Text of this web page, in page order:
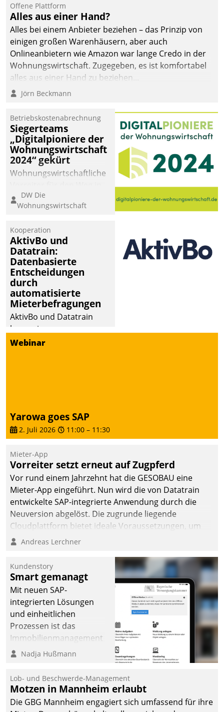
einsehen und ändern
oder
Schadensmeldungen
abgeben – rund um die
Uhr.
Offene Plattform
Alles aus einer Hand?
Alles bei einem Anbieter beziehen – das Prinzip von
einigen großen Warenhäusern, aber auch
Onlineanbietern wie Amazon war lange Credo in der
Wohnungswirtschaft. Zugegeben, es ist komfortabel
alles aus einer Hand zu beziehen...
Jörn Beckmann
Betriebskostenabrechnung
Siegerteams
„Digitalpioniere der
Wohnungswirtschaft
2024“ gekürt
Wohnungswirtschaftliche
eine digitale Zukunft zu
finden, ist das Ziel des
der
Wohnungswirtschaft“.
Bewerben können sich
dafür ein Team
bestehend aus
Wohnungsunternehmen
und PropTech.
DW Die
Wohnungswirtschaft
Kooperation
AktivBo und
Datatrain:
Datenbasierte
Entscheidungen
durch
automatisierte
Mieterbefragungen
AktivBo und Datatrain
kooperieren –
Immobilienunternehmen
zielgerichtete
Mieterbefragungen – eine
starke Grundlage für
intelligente,
datengestützte
Entscheidungen.
Webinar
Yarowa goes SAP
2. Juli 2026 11:00 – 11:30
Mieter-App
Vorreiter setzt erneut auf Zugpferd
Vor rund einem Jahrzehnt hat die GESOBAU eine
Mieter-App eingeführt. Nun wird die von Datatrain
entwickelte SAP-integrierte Anwendung durch die
Neuversion abgelöst. Die zugrunde liegende
Cloudplattform bietet ideale Voraussetzungen, um
die Funktionalität der App zu erweitern und weitere
integrieren.
Andreas Lerchner
Kundenstory
Smart gemanagt
Mit neuen SAP-
integrierten Lösungen
und einheitlichen
Prozessen ist das
Immobilienmanagement
der Bayerischen
Ressort Kapitalanlage für
künftige Aufgaben und
Herausforderungen
Nadja Hußmann
Lob- und Beschwerde-Management
Motzen in Mannheim erlaubt
Die GBG Mannheim engagiert sich umfassend für ihre